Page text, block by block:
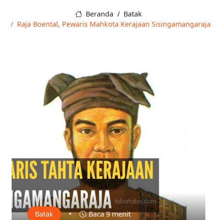
Beranda
Batak
Raja Boental, Pewaris Mahkota Kerajaan Sisingamangaraja
Batak • Baca 9 menit